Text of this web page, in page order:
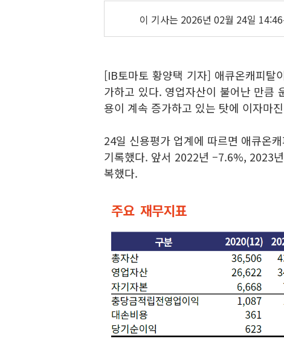
이 기사는 2026년 02월 24일
[IB토마토 황양택 기자] 애큐온캐피탈
가하고 있다. 영업자산이 불어난 만큼
용이 계속 증가하고 있는 탓에 이자마
24일 신용평가 업계에 따르면 애큐온
기록했다. 앞서 2022년 –7.6%, 2023
복했다.